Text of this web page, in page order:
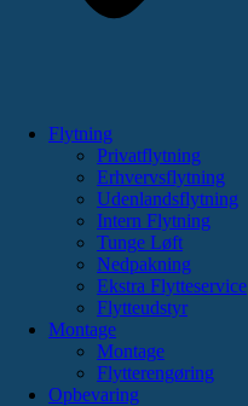
Flytning
Privatflytning
Erhvervsflytning
Udenlandsflytning
Intern Flytning
Tunge Løft
Nedpakning
Ekstra Flytteservice
Flytteudstyr
Montage
Montage
Flytterengøring
Opbevaring